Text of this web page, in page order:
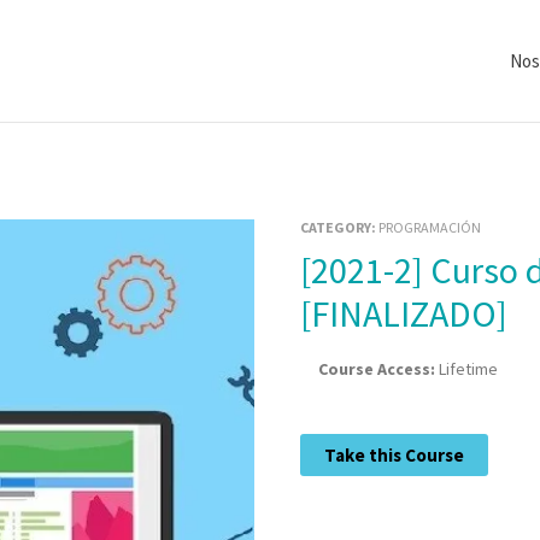
CATEGORY: PROGRAMACIÓN
[2021-2] Curso de Programación Eficiente
[FINALIZADO]
Course Access:Lifetime
Take this Course